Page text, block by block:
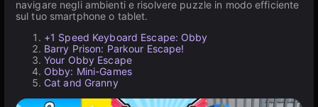
navigare negli ambienti e risolvere puzzle in modo efficiente
sul tuo smartphone o tablet.
+1 Speed Keyboard Escape: Obby
Barry Prison: Parkour Escape!
Your Obby Escape
Obby: Mini-Games
Cat and Granny